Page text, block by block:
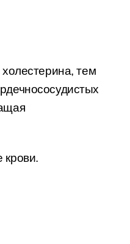
холестерина, тем
крови.